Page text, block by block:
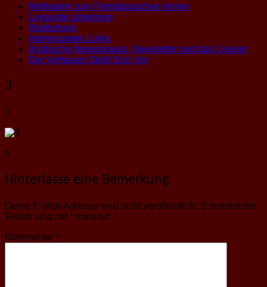
Methoden zum Fremdsprachen lernen
Linguistik allgemein
Workshops
Interessantes Links
Arabische Newsgroups, Newsletter und das Usenet
Der Verfasser Stellt Sich Vor
3
3
3
Hinterlasse eine Bemerkung
Deine E-Mail-Adresse wird nicht veröffentlicht. Erforderliche
Felder sind mit * markiert
Kommentar *